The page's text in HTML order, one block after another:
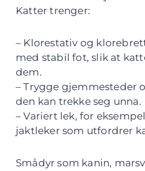
Katter trenger:
– Klorestativ og
med stabil fot, slik at
dem.
– Trygge gjemmesteder
den kan trekke seg unna.
– Variert lek, for
jaktleker som utfordrer
Smådyr som kanin,